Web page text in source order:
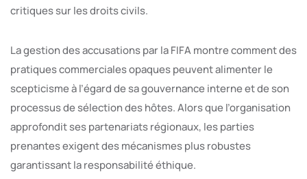
critiques sur les droits civils.
La gestion des accusations par la FIFA montre comment des
pratiques commerciales opaques peuvent alimenter le
scepticisme à l’égard de sa gouvernance interne et de son
processus de sélection des hôtes. Alors que l’organisation
approfondit ses partenariats régionaux, les parties
prenantes exigent des mécanismes plus robustes
garantissant la responsabilité éthique.